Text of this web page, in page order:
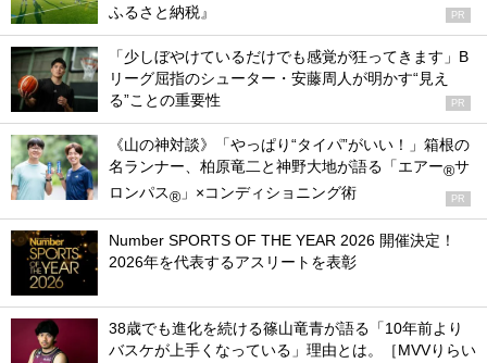
ふるさと納税』
PR
「少しぼやけているだけでも感覚が狂ってきます」B
リーグ屈指のシューター・安藤周人が明かす“見え
る”ことの重要性
PR
《山の神対談》「やっぱり“タイパ”がいい！」箱根の
名ランナー、柏原竜二と神野大地が語る「エアー®サ
ロンパス® 」×コンディショニング術 PR
Number SPORTS OF THE YEAR 2026 開催決定！
2026年を代表するアスリートを表彰
38歳でも進化を続ける篠山竜青が語る「10年前より
バスケが上手くなっている」理由とは。［MVVりらい